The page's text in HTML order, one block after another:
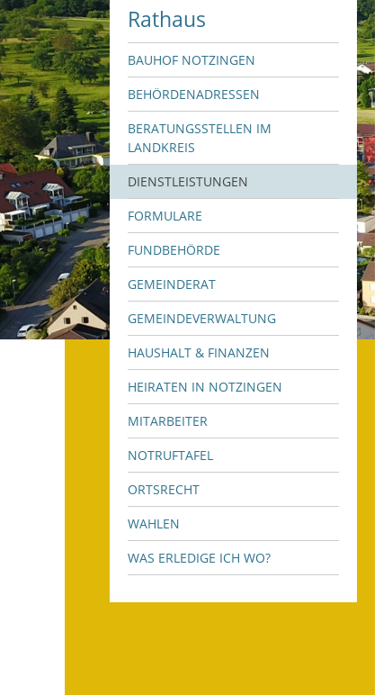
Rathaus
BAUHOF NOTZINGEN
BEHÖRDENADRESSEN
BERATUNGSSTELLEN IM
LANDKREIS
DIENSTLEISTUNGEN
FORMULARE
FUNDBEHÖRDE
GEMEINDERAT
GEMEINDEVERWALTUNG
HAUSHALT & FINANZEN
HEIRATEN IN NOTZINGEN
MITARBEITER
NOTRUFTAFEL
ORTSRECHT
WAHLEN
WAS ERLEDIGE ICH WO?